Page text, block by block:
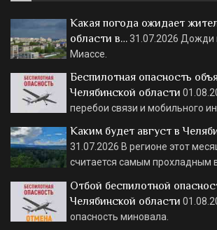
Какая погода ожидает
области в…31.07.2026 Дожди
Миассе.
Беспилотная опасность
Челябинской области
перебои связи и мобильного
Каким будет август в
31.07.2026 В регионе этот
считается самым прохладным
Отбой беспилотной
Челябинской области
опасность миновала.